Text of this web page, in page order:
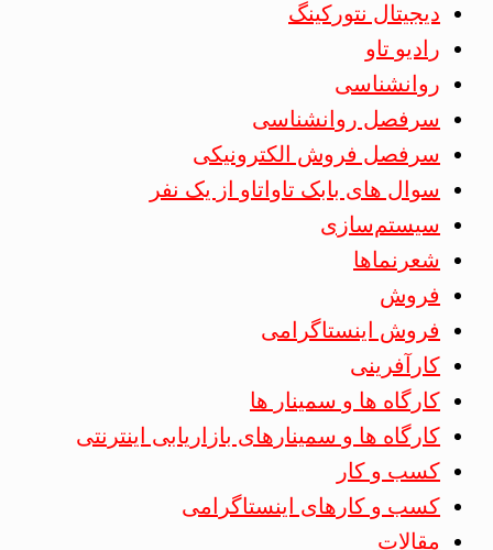
دیجیتال نتورکینگ
رادیو تاو
روانشناسی
سرفصل روانشناسی
سرفصل فروش الکترونیکی
سوال های بابک تاواتاو از یک نفر
سیستم‌سازی
شعرنماها
فروش
فروش اینستاگرامی
کارآفرینی
کارگاه ها و سمینار ها
کارگاه ها و سمینارهای بازاریابی اینترنتی
کسب و کار
کسب و کارهای اینستاگرامی
مقالات